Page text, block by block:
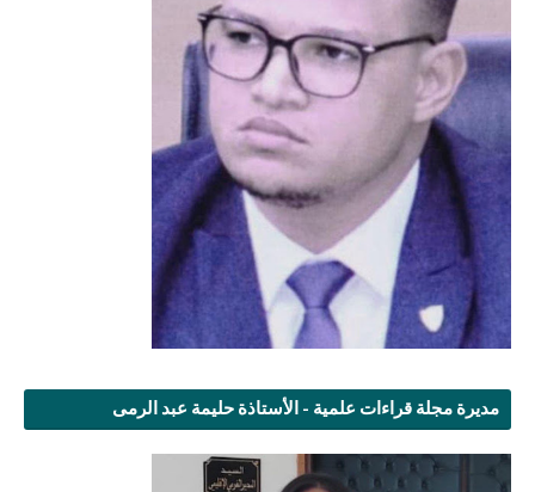
مديرة مجلة قراءات علمية - الأستاذة حليمة عبد الرمى